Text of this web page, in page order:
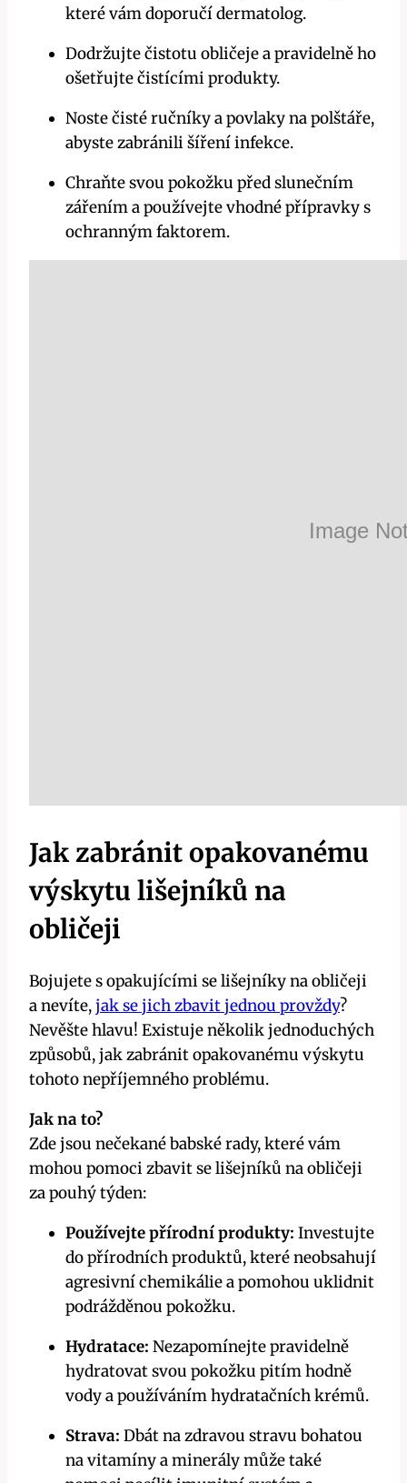
které vám doporučí dermatolog.
Dodržujte čistotu obličeje a ⁤pravidelně ho
ošetřujte ‌čistícími produkty.
Noste⁣ čisté ručníky a povlaky‍ na polštáře,
abyste zabránili šíření infekce.
Chraňte svou pokožku před slunečním
zářením a používejte vhodné přípravky ​s
ochranným faktorem.
Jak zabránit opakovanému
výskytu lišejníků na
obličeji
Bojujete s opakujícími se lišejníky na​ obličeji
a nevíte,jak se jich zbavit jednou provždy?
Nevěšte hlavu! Existuje ‍několik⁤ jednoduchých
způsobů, jak zabránit opakovanému výskytu
tohoto nepříjemného problému.
Jak na to?
Zde jsou nečekané babské rady, které vám
mohou pomoci zbavit se lišejníků na obličeji
za pouhý týden:
Používejte přírodní produkty: Investujte
do přírodních‌ produktů, které neobsahují
agresivní chemikálie a pomohou uklidnit
podrážděnou pokožku.
Hydratace: Nezapomínejte pravidelně
hydratovat‍ svou pokožku pitím hodně
vody a ⁣používáním hydratačních krémů.
Strava: Dbát na zdravou stravu bohatou
na vitamíny a minerály může také